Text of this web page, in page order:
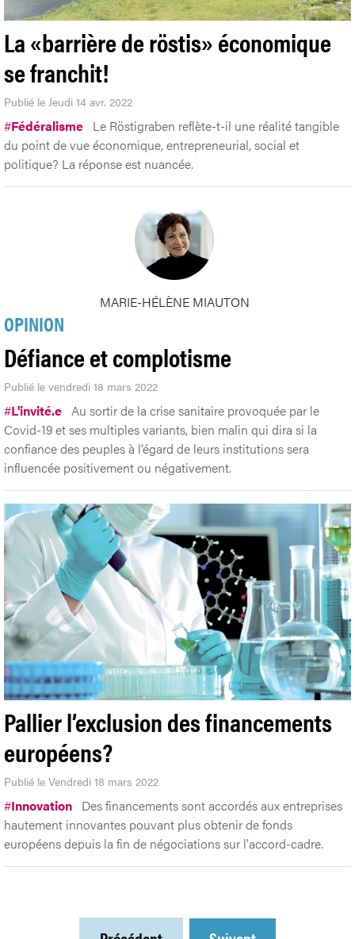
La «barrière de röstis» économique
se franchit!
Publié le Jeudi 14 avr. 2022
#Fédéralisme Le Röstigraben reflète-t-il une réalité tangible
du point de vue économique, entrepreneurial, social et
politique? La réponse est nuancée.
MARIE-HÉLÈNE MIAUTON
OPINION
Défiance et complotisme
Publié le vendredi 18 mars 2022
#L'invité.e Au sortir de la crise sanitaire provoquée par le
Covid-19 et ses multiples variants, bien malin qui dira si la
confiance des peuples à l’égard de leurs institutions sera
influencée positivement ou négativement.
Pallier l’exclusion des financements
européens?
Publié le Vendredi 18 mars 2022
#Innovation Des financements sont accordés aux entreprises
hautement innovantes pouvant plus obtenir de fonds
européens depuis la fin de négociations sur l'accord-cadre.